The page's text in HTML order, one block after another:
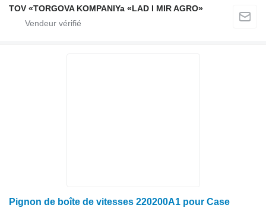
TOV «TORGOVA KOMPANIYa «LAD I MIR AGRO»
Pignon de boîte de vitesses 220200A1 pour Case